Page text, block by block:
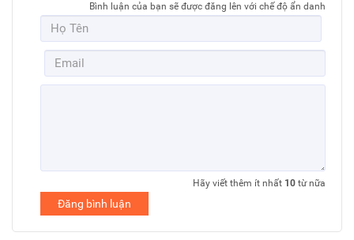
Bình luận của bạn sẽ được đăng lên với chế độ ẩn danh
Hãy viết thêm ít nhất 10 từ nữa
Đăng bình luận